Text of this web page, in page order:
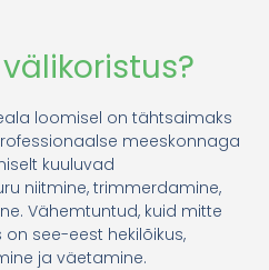
loomisel on tähtsaimaks
meeskonnaga
kuuluvad
niitmine, trimmerdamine,
Vähemtuntud, kuid mitte
see-eest hekilõikus,
ja väetamine.